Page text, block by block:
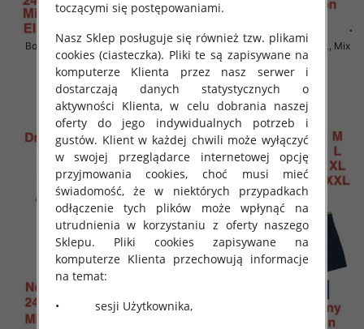
Bokserki męskie Roz M-2XL, Mix
kolor Paczka 24 szt
6.90 zł
szczegóły
Bokserki męskie Roz M-2XL, Mix
kolor Paczka 24 szt
6.90 zł
szczegóły
toczącymi się postępowaniami.
Nasz Sklep posługuje się również tzw. plikami
cookies (ciasteczka). Pliki te są zapisywane na
komputerze Klienta przez nasz serwer i
dostarczają danych statystycznych o
aktywności Klienta, w celu dobrania naszej
oferty do jego indywidualnych potrzeb i
gustów. Klient w każdej chwili może wyłączyć
w swojej przeglądarce internetowej opcję
przyjmowania cookies, choć musi mieć
świadomość, że w niektórych przypadkach
odłączenie tych plików może wpłynąć na
utrudnienia w korzystaniu z oferty naszego
Sklepu. Pliki cookies zapisywane na
komputerze Klienta przechowują informacje
na temat:
• sesji Użytkownika,